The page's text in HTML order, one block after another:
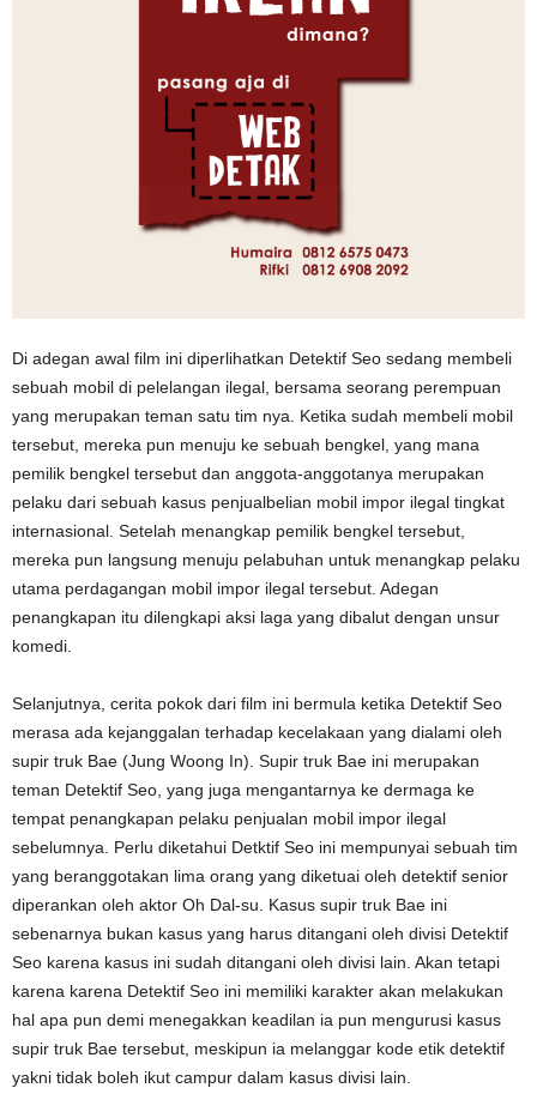
Di adegan awal film ini diperlihatkan Detektif Seo sedang membeli
sebuah mobil di pelelangan ilegal, bersama seorang perempuan
yang merupakan teman satu tim nya. Ketika sudah membeli mobil
tersebut, mereka pun menuju ke sebuah bengkel, yang mana
pemilik bengkel tersebut dan anggota-anggotanya merupakan
pelaku dari sebuah kasus penjualbelian mobil impor ilegal tingkat
internasional. Setelah menangkap pemilik bengkel tersebut,
mereka pun langsung menuju pelabuhan untuk menangkap pelaku
utama perdagangan mobil impor ilegal tersebut. Adegan
penangkapan itu dilengkapi aksi laga yang dibalut dengan unsur
komedi.
Selanjutnya, cerita pokok dari film ini bermula ketika Detektif Seo
merasa ada kejanggalan terhadap kecelakaan yang dialami oleh
supir truk Bae (Jung Woong In). Supir truk Bae ini merupakan
teman Detektif Seo, yang juga mengantarnya ke dermaga ke
tempat penangkapan pelaku penjualan mobil impor ilegal
sebelumnya. Perlu diketahui Detktif Seo ini mempunyai sebuah tim
yang beranggotakan lima orang yang diketuai oleh detektif senior
diperankan oleh aktor Oh Dal-su. Kasus supir truk Bae ini
sebenarnya bukan kasus yang harus ditangani oleh divisi Detektif
Seo karena kasus ini sudah ditangani oleh divisi lain. Akan tetapi
karena karena Detektif Seo ini memiliki karakter akan melakukan
hal apa pun demi menegakkan keadilan ia pun mengurusi kasus
supir truk Bae tersebut, meskipun ia melanggar kode etik detektif
yakni tidak boleh ikut campur dalam kasus divisi lain.